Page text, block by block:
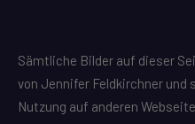
Sämtliche Bilder auf dieser
von Jennifer Feldkirchner
Nutzung auf anderen